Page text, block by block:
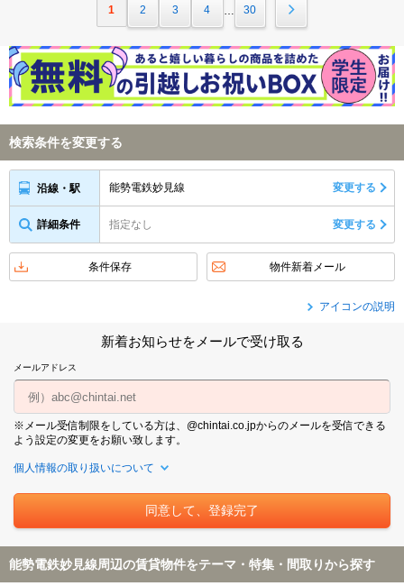
1 2 3 4 30
検索条件を変更する
沿線・駅 能勢電鉄妙見線 変更する
詳細条件 指定なし 変更する
条件保存 物件新着メール
アイコンの説明
新着お知らせをメールで受け取る
メールアドレス
※メール受信制限をしている方は、@chintai.co.jpからのメールを受信できる
よう設定の変更をお願い致します。
個人情報の取り扱いについて
能勢電鉄妙見線周辺の賃貸物件をテーマ・特集・間取りから探す